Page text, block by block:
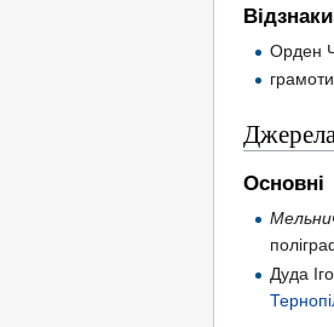
Відзнаки
Орден
Основні
Дуда